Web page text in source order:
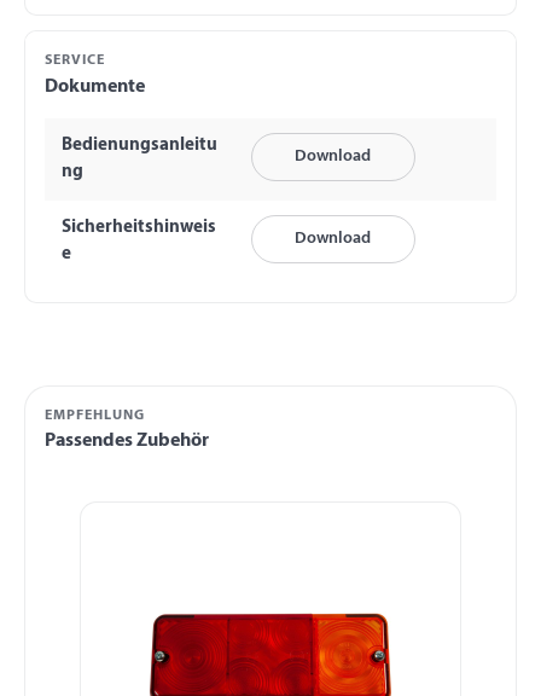
SERVICE
Dokumente
Bedienungsanleitu
ng
Download
Sicherheitshinweis
e
Download
EMPFEHLUNG
Passendes Zubehör